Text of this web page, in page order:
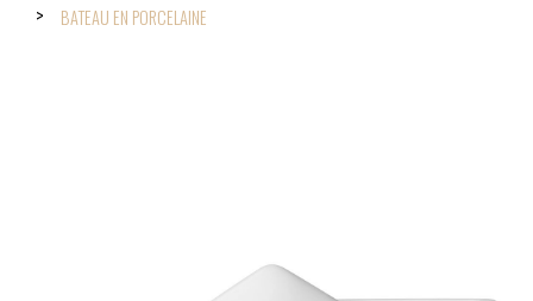
BATEAU EN PORCELAINE